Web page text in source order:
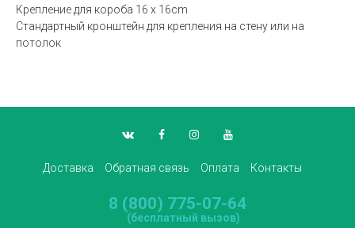
Крепление для короба 16 x 16cm
Стандартный кронштейн для крепления на стену или на
потолок
Доставка Обратная связь Оплата Контакты
8 (800) 775-07-64
(бесплатный вызов)